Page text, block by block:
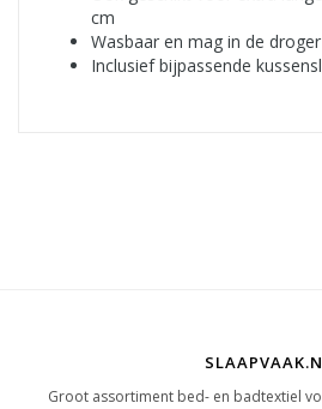
cm
Wasbaar en mag in de droger
Inclusief bijpassende
Groot assortiment bed- en badtextiel